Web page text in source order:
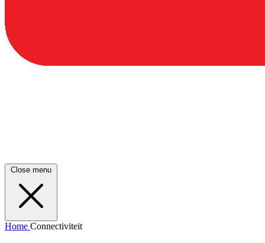
Close menu
Home Connectiviteit